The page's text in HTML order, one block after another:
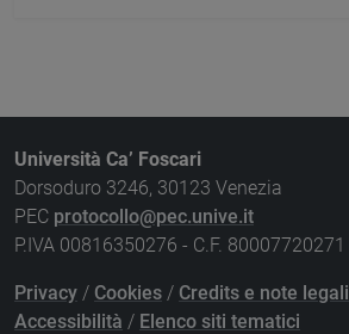
Università Ca’ Foscari
Dorsoduro 3246, 30123 Venezia
PEC protocollo@pec.unive.it
P.IVA 00816350276 - C.F. 80007720271
Privacy / Cookies / Credits e note legali
Accessibilità / Elenco siti tematici